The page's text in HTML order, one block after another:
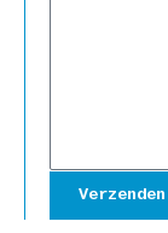
Verzenden